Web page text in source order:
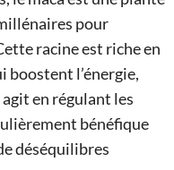
pour
racine est riche en
l’énergie,
en régulant les
bénéfique
déséquilibres